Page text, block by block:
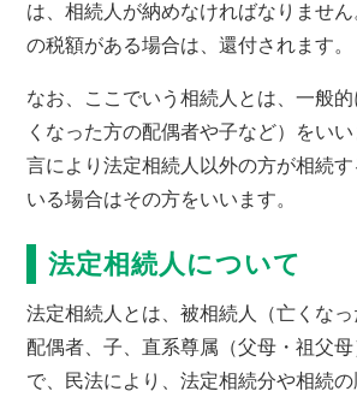
は、相続人が納めなければなりませ
の税額がある場合は、還付されます。
なお、ここでいう相続人とは、一般
くなった方の配偶者や子など）をい
言により法定相続人以外の方が相続
いる場合はその方をいいます。
法定相続人について
法定相続人とは、被相続人（亡くな
配偶者、子、直系尊属（父母・祖父
で、民法により、法定相続分や相続